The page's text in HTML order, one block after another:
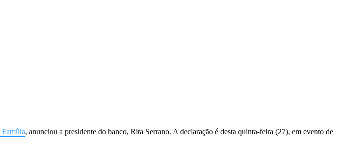
Família, anunciou a presidente do banco, Rita Serrano. A declaração é desta quinta-feira (27), em evento de